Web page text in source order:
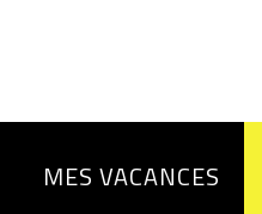
MES VACANCES